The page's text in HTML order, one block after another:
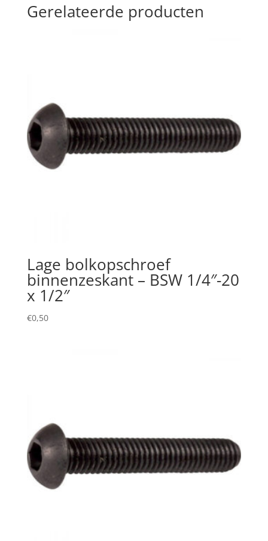
Gerelateerde producten
Lage bolkopschroef
binnenzeskant – BSW 1/4″-20
x 1/2″
€0,50